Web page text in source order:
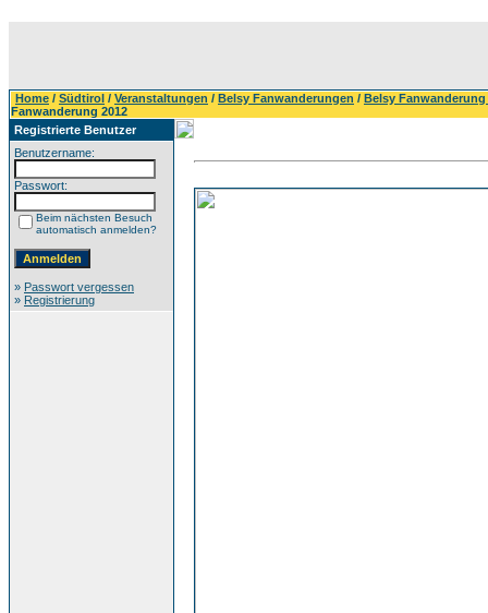
Home / Südtirol / Veranstaltungen / Belsy Fanwanderungen / Belsy Fanwanderung
Fanwanderung 2012
Registrierte Benutzer
Benutzername:
Passwort:
Beim nächsten Besuch
automatisch anmelden?
» Passwort vergessen
» Registrierung